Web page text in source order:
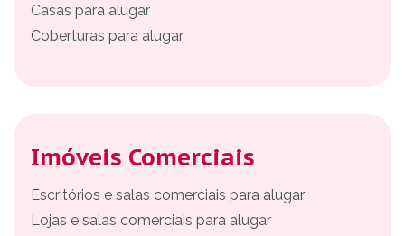
Casas para alugar
Coberturas para alugar
Imóveis Comerciais
Escritórios e salas comerciais para alugar
Lojas e salas comerciais para alugar